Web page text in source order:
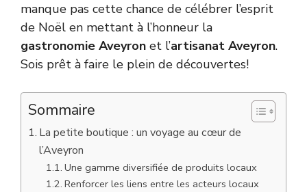
manque pas cette chance de célébrer l’esprit
de Noël en mettant à l’honneur la
gastronomie Aveyron et l’artisanat Aveyron.
Sois prêt à faire le plein de découvertes!
Sommaire
La petite boutique : un voyage au cœur de
l’Aveyron
Une gamme diversifiée de produits locaux
Renforcer les liens entre les acteurs locaux